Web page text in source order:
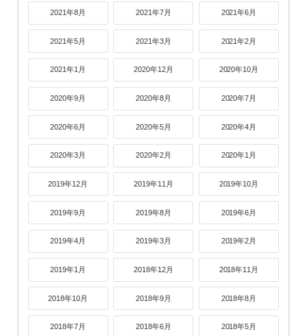
2021年8月 2021年7月 2021年6月
2021年5月 2021年3月 2021年2月
2021年1月 2020年12月 2020年10月
2020年9月 2020年8月 2020年7月
2020年6月 2020年5月 2020年4月
2020年3月 2020年2月 2020年1月
2019年12月 2019年11月 2019年10月
2019年9月 2019年8月 2019年6月
2019年4月 2019年3月 2019年2月
2019年1月 2018年12月 2018年11月
2018年10月 2018年9月 2018年8月
2018年7月 2018年6月 2018年5月